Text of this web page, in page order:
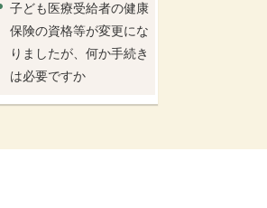
子ども医療受給者の健康
保険の資格等が変更にな
りましたが、何か手続き
は必要ですか